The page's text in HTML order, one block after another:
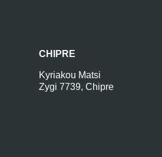
CHIPRE
Kyriakou Matsi
Zygi 7739, Chipre